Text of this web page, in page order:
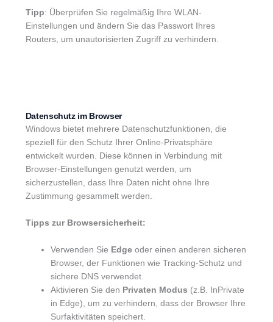
Tipp: Überprüfen Sie regelmäßig Ihre WLAN-
Einstellungen und ändern Sie das Passwort Ihres
Routers, um unautorisierten Zugriff zu verhindern.
Datenschutz im Browser
Windows bietet mehrere Datenschutzfunktionen, die
speziell für den Schutz Ihrer Online-Privatsphäre
entwickelt wurden. Diese können in Verbindung mit
Browser-Einstellungen genutzt werden, um
sicherzustellen, dass Ihre Daten nicht ohne Ihre
Zustimmung gesammelt werden.
Tipps zur Browsersicherheit:
Verwenden Sie Edgeoder einen anderen sicheren
Browser, der Funktionen wie Tracking-Schutz und
sichere DNS verwendet.
Aktivieren Sie den Privaten Modus (z.B. InPrivate
in Edge), um zu verhindern, dass der Browser Ihre
Surfaktivitäten speichert.